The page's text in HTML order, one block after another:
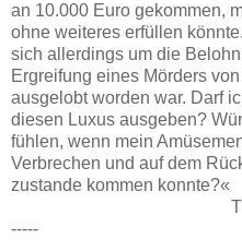
an 10.000 Euro gekommen,
ohne weiteres erfüllen
sich allerdings um die
Ergreifung eines Mörders
ausgelobt worden war. Darf
diesen Luxus ausgeben?
fühlen, wenn mein
Verbrechen und auf dem
zustande kommen konnte?«
-----